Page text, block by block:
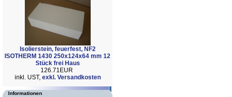
Isolierstein, feuerfest, NF2
ISOTHERM 1430 250x124x64 mm 12
Stück frei Haus
126.71EUR
inkl. UST, exkl. Versandkosten
Informationen